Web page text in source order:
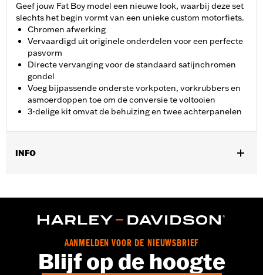
Geef jouw Fat Boy model een nieuwe look, waarbij deze set
slechts het begin vormt van een unieke custom motorfiets.
Chromen afwerking
Vervaardigd uit originele onderdelen voor een perfecte
pasvorm
Directe vervanging voor de standaard satijnchromen
gondel
Voeg bijpassende onderste vorkpoten, vorkrubbers en
asmoerdoppen toe om de conversie te voltooien
3-delige kit omvat de behuizing en twee achterpanelen
INFO
In de doos:Zijplaten voor koplamphuis, zelfklevende sierrand,
AANMELDEN VOOR DE NIEUWSBRIEF
Blijf op de hoogte